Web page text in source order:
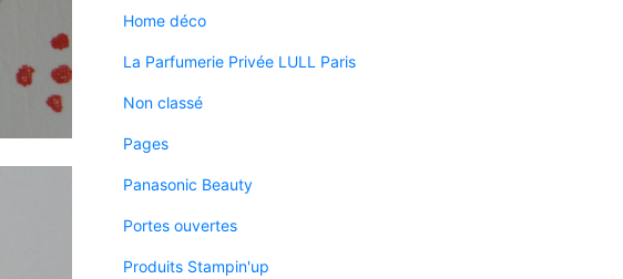
Home déco
La Parfumerie Privée LULL Paris
Non classé
Pages
Panasonic Beauty
Portes ouvertes
Produits Stampin'up